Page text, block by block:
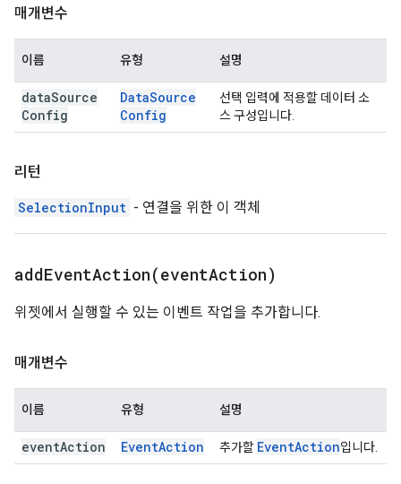
매개변수
이름 유형 설명
dataSource
Config
DataSource
Config
선택 입력에 적용할 데이터 소
스 구성입니다.
리턴
SelectionInput - 연결을 위한 이 객체
addEventAction(eventAction)
위젯에서 실행할 수 있는 이벤트 작업을 추가합니다.
매개변수
이름 유형 설명
eventAction EventAction 추가할 EventAction입니다.